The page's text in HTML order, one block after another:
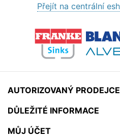
Přejít na centrální
AUTORIZOVANÝ
DŮLEŽITÉ INFORMACE
MŮJ ÚČET